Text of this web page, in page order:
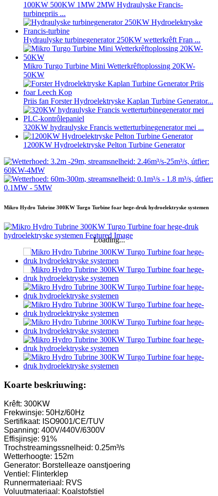
100KW 500KW 1MW 2MW Hydraulyske Francis-
turbinepriis ...
Hydraulyske turbinegenerator 250KW wetterkrêft Fran ...
Mikro Turgo Turbine Mini Wetterkrêftoplossing 20KW-
50KW
Priis fan Forster Hydroelektryske Kaplan Turbine Generator...
320KW hydraulyske Francis wetterturbinegenerator mei ...
1200KW Hydroelektryske Pelton Turbine Generator
Mikro Hydro Tubrine 300KW Turgo Turbine foar hege-druk hydroelektryske systemen
Loading...
Koarte beskriuwing:
Krêft: 300KW
Frekwinsje: 50Hz/60Hz
Sertifikaat: ISO9001/CE/TUV
Spanning: 400V/440V/6300V
Effisjinsje: 91%
Trochstreamingssnelheid: 0.25m³/s
Wetterhoogte: 152m
Generator: Borstelleaze oanstjoering
Ventiel: Flinterklep
Runnermateriaal: RVS
Voluutmateriaal: Koalstofstiel